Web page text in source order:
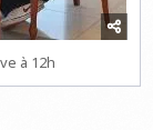
à 12h